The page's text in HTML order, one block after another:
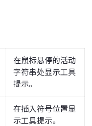
在鼠标悬停的活动
字符串处显示工具
提示。
在插入符号位置显
示工具提示。